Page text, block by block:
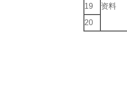
资料
19
20